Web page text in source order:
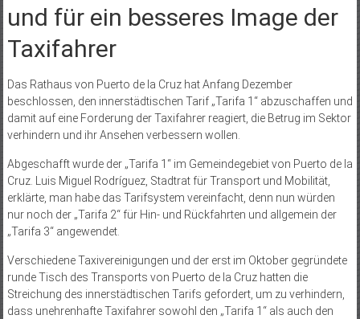
und für ein besseres Image der
Taxifahrer
Das Rathaus von Puerto de la Cruz hat Anfang Dezember
beschlossen, den innerstädtischen Tarif „Tarifa 1“ abzuschaffen und
damit auf eine Forderung der Taxifahrer reagiert, die Betrug im Sektor
verhindern und ihr Ansehen verbessern wollen.
Abgeschafft wurde der „Tarifa 1“ im Gemeindegebiet von Puerto de la
Cruz. Luis Miguel Rodríguez, Stadtrat für Transport und Mobilität,
erklärte, man habe das Tarifsystem vereinfacht, denn nun würden
nur noch der „Tarifa 2“ für Hin- und Rückfahrten und allgemein der
„Tarifa 3“ angewendet.
Verschiedene Taxivereinigungen und der erst im Oktober gegründete
runde Tisch des Transports von Puerto de la Cruz hatten die
Streichung des innerstädtischen Tarifs gefordert, um zu verhindern,
dass unehrenhafte Taxifahrer sowohl den „Tarifa 1“ als auch den